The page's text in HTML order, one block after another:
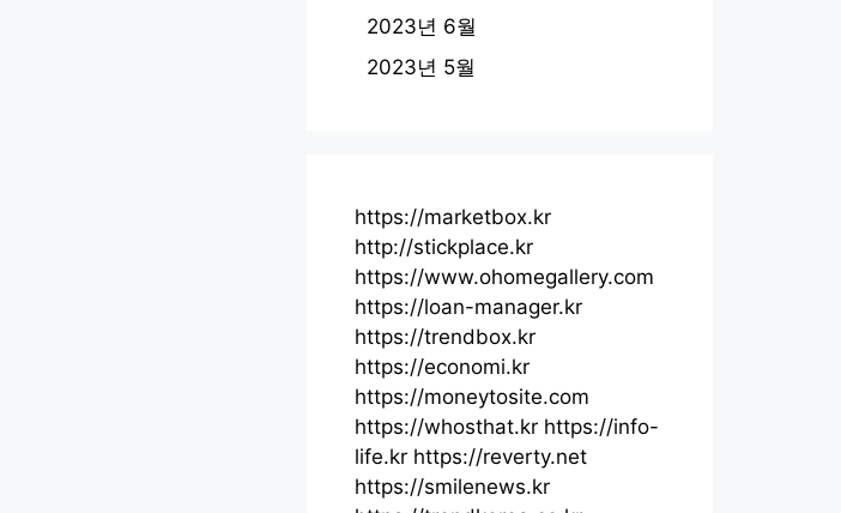
2023년 6월
2023년 5월
https://marketbox.kr
http://stickplace.kr
https://www.ohomegallery.com
https://loan-manager.kr
https://trendbox.kr
https://economi.kr
https://moneytosite.com
https://whosthat.kr https://info-
life.kr https://reverty.net
https://smilenews.kr